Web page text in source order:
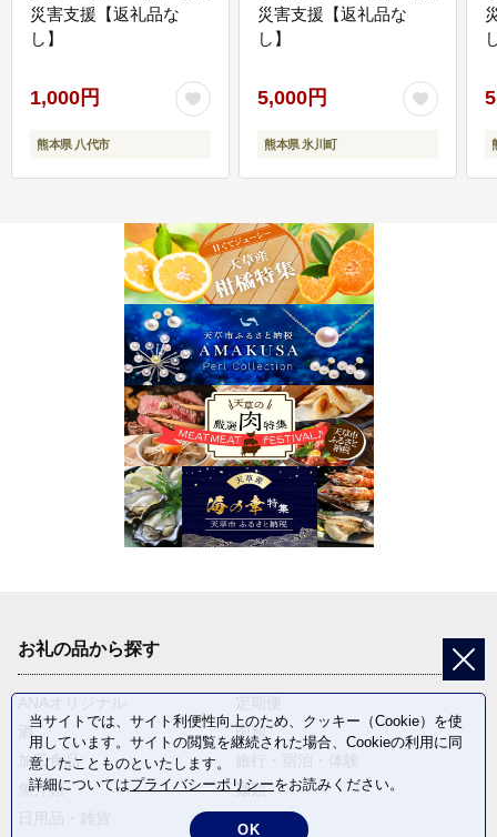
災害支援【返礼品な
し】
1,000円
熊本県 八代市
災害支援【返礼品な
し】
5,000円
熊本県 氷川町
お礼の品から探す
酒
肉類
加工食品
魚介類
麺類
当サイトでは、サイト利便性向上のため、クッキー（Cookie）を使
用しています。サイトの閲覧を継続された場合、Cookieの利用に同
意したことものといたします。
詳細についてはプライバシーポリシーをお読みください。
OK